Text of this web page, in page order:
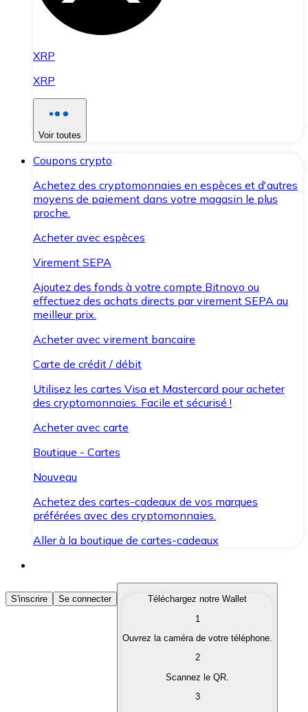
XRP
XRP
Voir toutes
Coupons crypto
Achetez des cryptomonnaies en espèces et d'autres
moyens de paiement dans votre magasin le plus
proche.
Acheter avec espèces
Virement SEPA
Ajoutez des fonds à votre compte Bitnovo ou
effectuez des achats directs par virement SEPA au
meilleur prix.
Acheter avec virement bancaire
Carte de crédit / débit
Utilisez les cartes Visa et Mastercard pour acheter
des cryptomonnaies. Facile et sécurisé !
Acheter avec carte
Boutique - Cartes
Nouveau
Achetez des cartes-cadeaux de vos marques
préférées avec des cryptomonnaies.
Aller à la boutique de cartes-cadeaux
Acheter des Cryptomonnaies
Achetez les cryptomonnaies qui vous intéressent
Convertissez vos cryptomonnaies en monnaie
S'inscrire Se connecter
Téléchargez notre Wallet
1
Ouvrez la caméra de votre téléphone.
2
Scannez le QR.
3